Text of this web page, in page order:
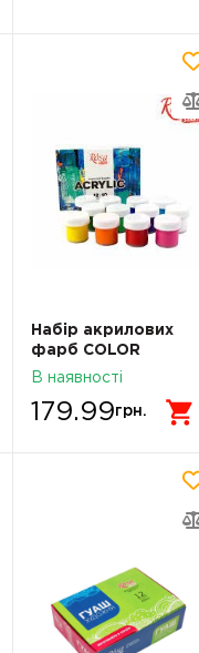
Набір акрилових
фарб COLOR
12x10мл ROSA START
В наявності
179.99 грн.